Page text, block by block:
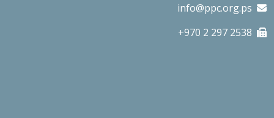
info@ppc.org.ps
+970 2 297 2538